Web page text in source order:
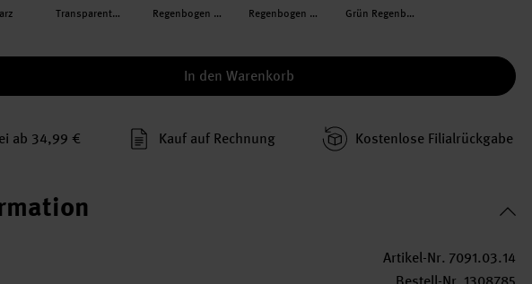
Transparent/Schwarz Regenbogen Oliv Regenbogen Lila Grün Regenbogen
In den Warenkorb
ab 34,99 € Kauf auf Rechnung Kosten­lose Filial­rückgabe
Artikel-Nr. 7091.03.14